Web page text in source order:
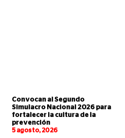
Convocan al Segundo
Simulacro Nacional 2026 para
fortalecer la cultura de la
prevención
5 agosto, 2026